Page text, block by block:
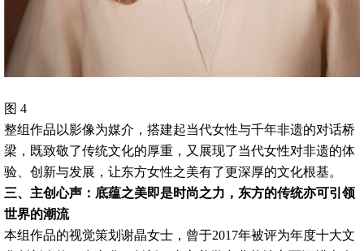
图 4
整组作品以影像为媒介，搭建起当代女性与千年非遗的对话桥
梁，既致敬了传统文化的厚重，又展现了当代女性对非遗的体
验、创新与发展，让东方女性之美有了更深厚的文化根基。
三、主创心声：底蕴之美即是时尚之力，东方的传统亦可引领
世界的潮流
本组作品的视觉策划谢晶女士，曾于2017年被评为年度十大文